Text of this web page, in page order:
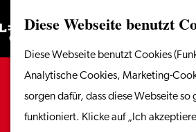
Diese Webseite benutzt
Diese Webseite benutzt Cookies
Analytische Cookies, Marketing-
sorgen dafür, dass diese Webseite
funktioniert. Klicke auf „Ich
Gehen
Homepage
Menü
Es tut uns leid. Dieses
verfügbar. Sehen Sie sich das
für verfügbare